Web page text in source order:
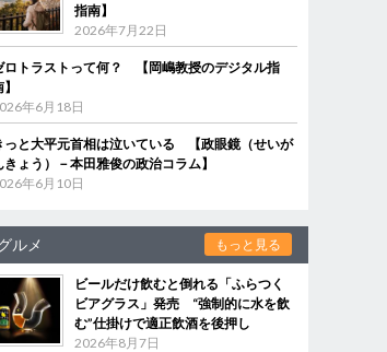
指南】
2026年7月22日
ロトラストって何？ 【岡嶋教授のデジタル指
年6月18日
っと大平元首相は泣いている 【政眼鏡（せいが
きょう）－本田雅俊の政治コラム】
年6月10日
ルメ もっと見る
ビールだけ飲むと倒れる「ふらつく
ビアグラス」発売 “強制的に水を飲
む”仕掛けで適正飲酒を後押し
2026年8月7日